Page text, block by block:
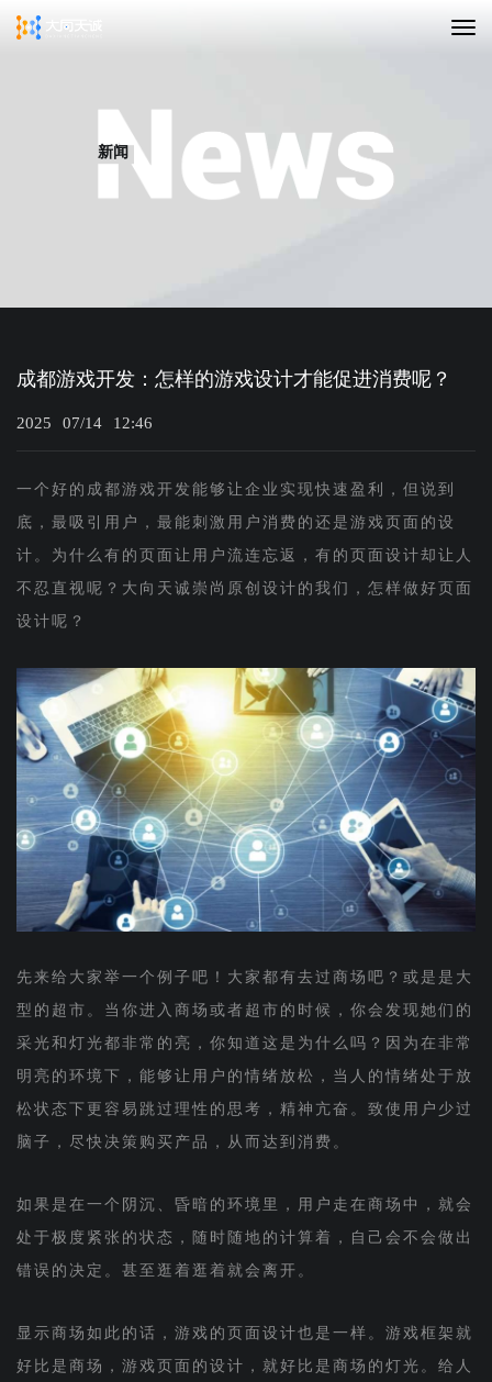
新闻
成都游戏开发：怎样的游戏设计才能促进消费呢？
2025 07/14 12:46
一个好的成都游戏开发能够让企业实现快速盈利，但说到
底，最吸引用户，最能刺激用户消费的还是游戏页面的设
计。为什么有的页面让用户流连忘返，有的页面设计却让人
不忍直视呢？大向天诚崇尚原创设计的我们，怎样做好页面
设计呢？
先来给大家举一个例子吧！大家都有去过商场吧？或是是大
型的超市。当你进入商场或者超市的时候，你会发现她们的
采光和灯光都非常的亮，你知道这是为什么吗？因为在非常
明亮的环境下，能够让用户的情绪放松，当人的情绪处于放
松状态下更容易跳过理性的思考，精神亢奋。致使用户少过
脑子，尽快决策购买产品，从而达到消费。
如果是在一个阴沉、昏暗的环境里，用户走在商场中，就会
处于极度紧张的状态，随时随地的计算着，自己会不会做出
错误的决定。甚至逛着逛着就会离开。
显示商场如此的话，游戏的页面设计也是一样。游戏框架就
好比是商场，游戏页面的设计，就好比是商场的灯光。给人